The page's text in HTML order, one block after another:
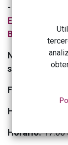
- 3ª Sesión:
Educativas
Barbeito
Noticia sobre
sesión
aquí.
Fechas: 9, 12
Horas:
Horario:17.00